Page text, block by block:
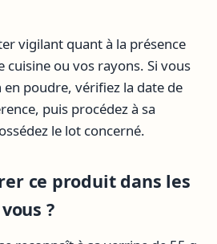
vigilant quant à la présence
ou vos rayons. Si vous
en poudre, vérifiez la date de
puis procédez à sa
le lot concerné.
ce produit dans les
?